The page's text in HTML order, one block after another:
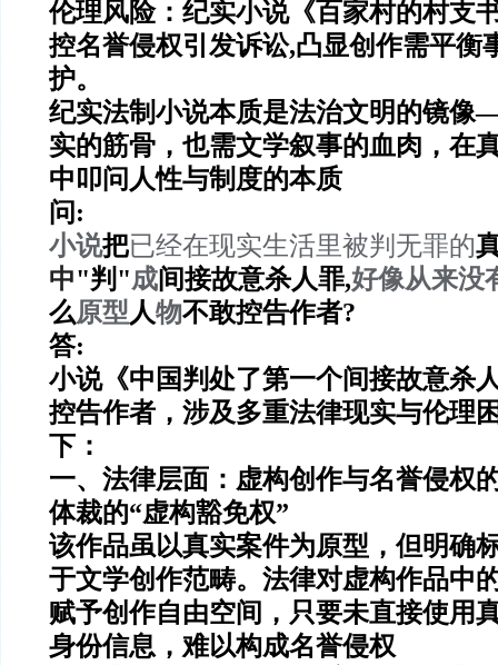
伦理风险：纪实小说《百家村的村支
控名誉侵权引发诉讼,凸显创作需平衡
护。
纪实法制小说本质是法治文明的镜像
实的筋骨，也需文学叙事的血肉，在
中叩问人性与制度的本质
问:
小说把已经在现实生活里被判无罪的
中"判"成间接故意杀人罪,好像从来没
么原型人物不敢控告作者?
答:
小说《中国判处了第一个间接故意杀
控告作者，涉及多重法律现实与伦理
下：
一、法律层面：虚构创作与名誉侵权
体裁的“虚构豁免权”
该作品虽以真实案件为原型，但明确
于文学创作范畴。法律对虚构作品中
赋予创作自由空间，只要未直接使用
身份信息，难以构成名誉侵权